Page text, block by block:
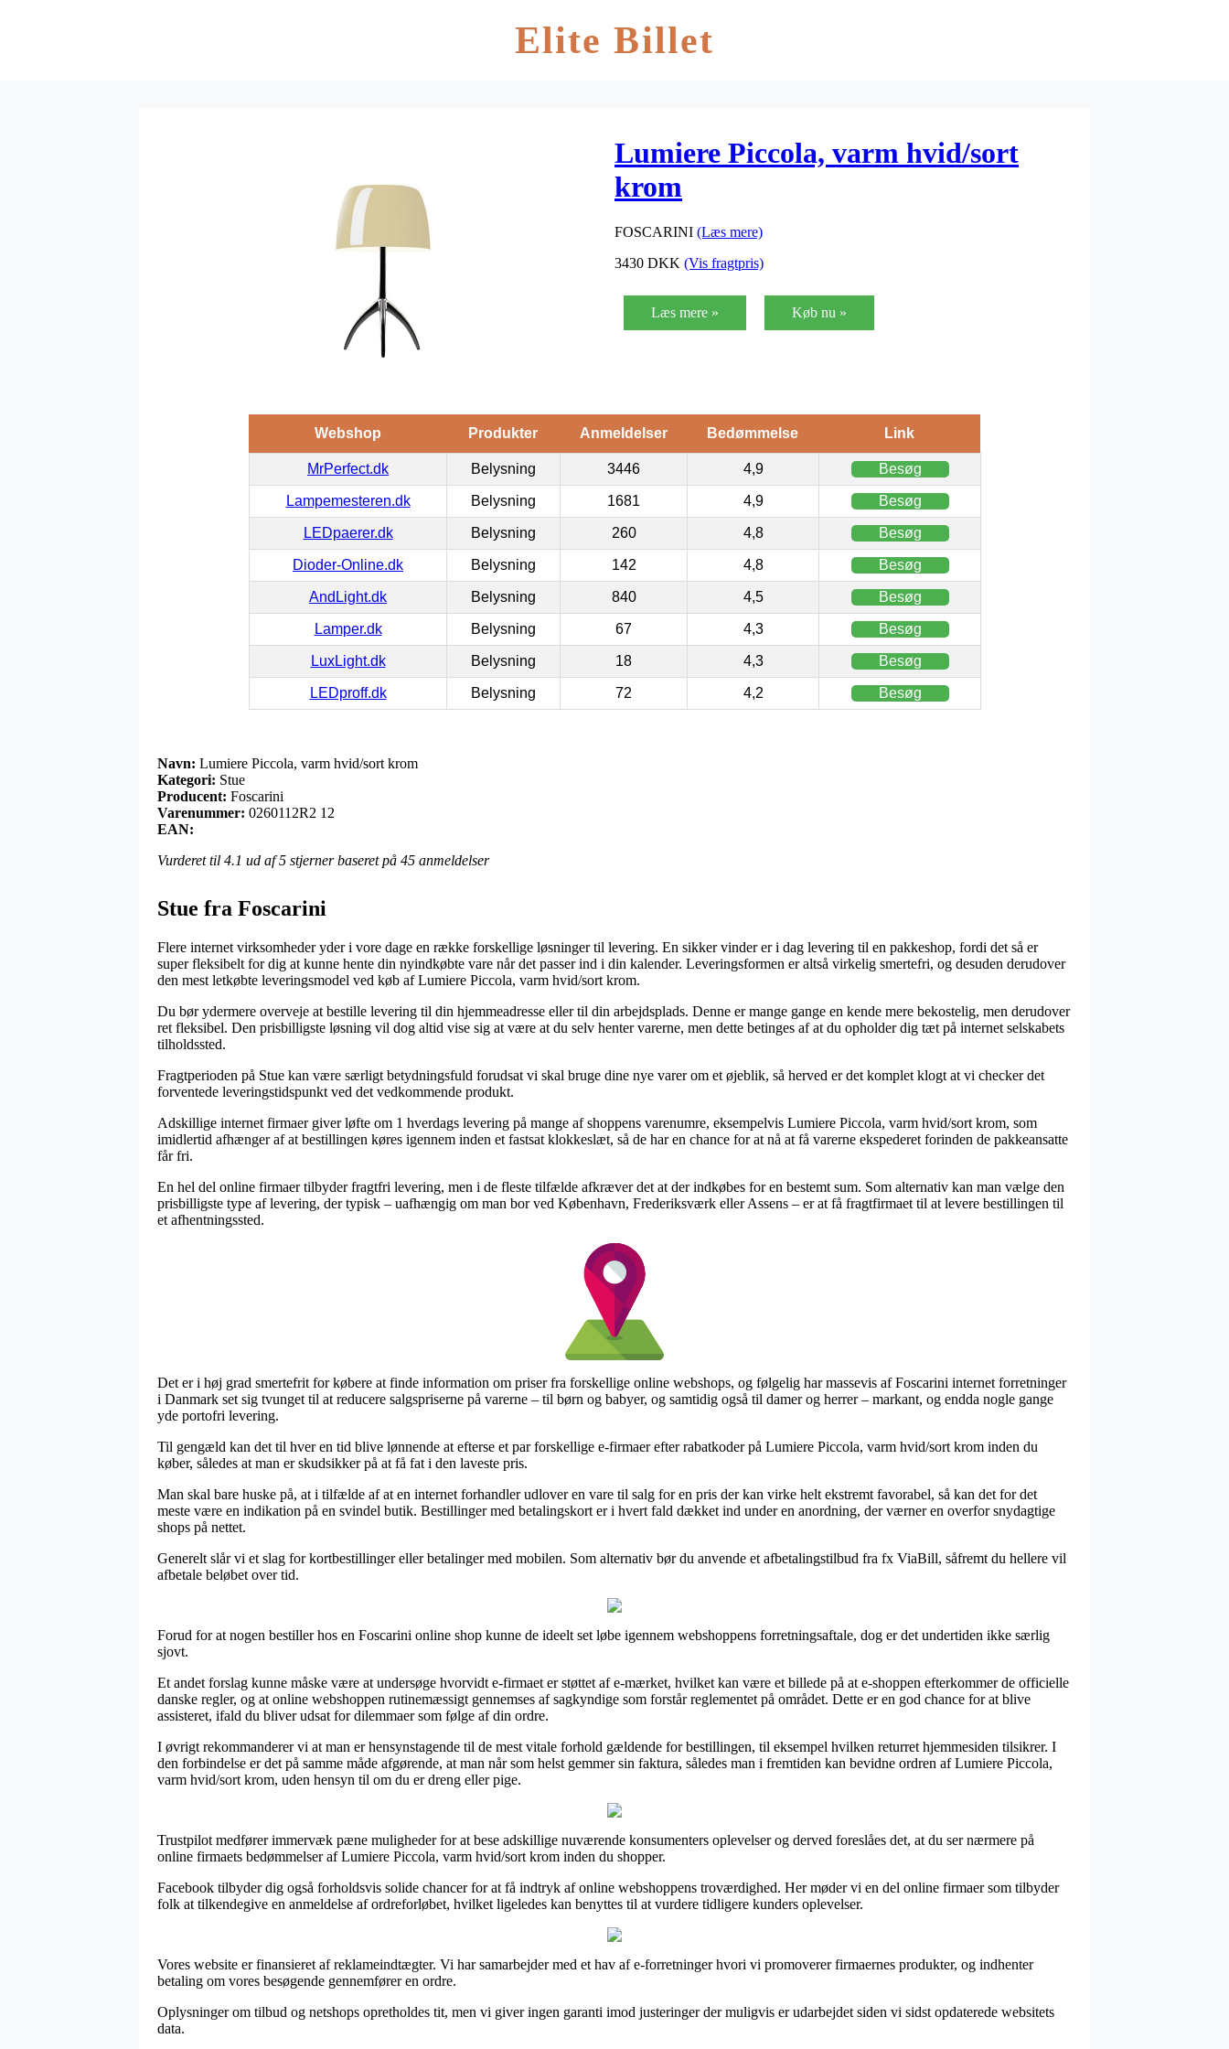
Elite Billet
Lumiere Piccola, varm hvid/sort
krom
FOSCARINI (Læs mere)
3430 DKK (Vis fragtpris)
Læs mere » Køb nu »
Webshop Produkter Anmeldelser Bedømmelse Link
MrPerfect.dk Belysning 3446 4,9 Besøg
Lampemesteren.dk Belysning 1681 4,9 Besøg
LEDpaerer.dk Belysning 260 4,8 Besøg
Dioder-Online.dk Belysning 142 4,8 Besøg
AndLight.dk Belysning 840 4,5 Besøg
Lamper.dk Belysning 67 4,3 Besøg
LuxLight.dk Belysning 18 4,3 Besøg
LEDproff.dk Belysning 72 4,2 Besøg
Navn: Lumiere Piccola, varm hvid/sort krom
Kategori: Stue
Producent: Foscarini
Varenummer: 0260112R2 12
EAN:
Vurderet til 4.1 ud af 5 stjerner baseret på 45 anmeldelser
Stue fra Foscarini
Flere internet virksomheder yder i vore dage en række forskellige løsninger til levering. En sikker vinder er i dag levering til en pakkeshop, fordi det så er
super fleksibelt for dig at kunne hente din nyindkøbte vare når det passer ind i din kalender. Leveringsformen er altså virkelig smertefri, og desuden derudover
den mest letkøbte leveringsmodel ved køb af Lumiere Piccola, varm hvid/sort krom.
Du bør ydermere overveje at bestille levering til din hjemmeadresse eller til din arbejdsplads. Denne er mange gange en kende mere bekostelig, men derudover
ret fleksibel. Den prisbilligste løsning vil dog altid vise sig at være at du selv henter varerne, men dette betinges af at du opholder dig tæt på internet selskabets
tilholdssted.
Fragtperioden på Stue kan være særligt betydningsfuld forudsat vi skal bruge dine nye varer om et øjeblik, så herved er det komplet klogt at vi checker det
forventede leveringstidspunkt ved det vedkommende produkt.
Adskillige internet firmaer giver løfte om 1 hverdags levering på mange af shoppens varenumre, eksempelvis Lumiere Piccola, varm hvid/sort krom, som
imidlertid afhænger af at bestillingen køres igennem inden et fastsat klokkeslæt, så de har en chance for at nå at få varerne ekspederet forinden de pakkeansatte
får fri.
En hel del online firmaer tilbyder fragtfri levering, men i de fleste tilfælde afkræver det at der indkøbes for en bestemt sum. Som alternativ kan man vælge den
prisbilligste type af levering, der typisk – uafhængig om man bor ved København, Frederiksværk eller Assens – er at få fragtfirmaet til at levere bestillingen til
et afhentningssted.
Det er i høj grad smertefrit for købere at finde information om priser fra forskellige online webshops, og følgelig har massevis af Foscarini internet forretninger
i Danmark set sig tvunget til at reducere salgspriserne på varerne – til børn og babyer, og samtidig også til damer og herrer – markant, og endda nogle gange
yde portofri levering.
Til gengæld kan det til hver en tid blive lønnende at efterse et par forskellige e-firmaer efter rabatkoder på Lumiere Piccola, varm hvid/sort krom inden du
køber, således at man er skudsikker på at få fat i den laveste pris.
Man skal bare huske på, at i tilfælde af at en internet forhandler udlover en vare til salg for en pris der kan virke helt ekstremt favorabel, så kan det for det
meste være en indikation på en svindel butik. Bestillinger med betalingskort er i hvert fald dækket ind under en anordning, der værner en overfor snydagtige
shops på nettet.
Generelt slår vi et slag for kortbestillinger eller betalinger med mobilen. Som alternativ bør du anvende et afbetalingstilbud fra fx ViaBill, såfremt du hellere vil
afbetale beløbet over tid.
Forud for at nogen bestiller hos en Foscarini online shop kunne de ideelt set løbe igennem webshoppens forretningsaftale, dog er det undertiden ikke særlig
sjovt.
Et andet forslag kunne måske være at undersøge hvorvidt e-firmaet er støttet af e-mærket, hvilket kan være et billede på at e-shoppen efterkommer de officielle
danske regler, og at online webshoppen rutinemæssigt gennemses af sagkyndige som forstår reglementet på området. Dette er en god chance for at blive
assisteret, ifald du bliver udsat for dilemmaer som følge af din ordre.
I øvrigt rekommanderer vi at man er hensynstagende til de mest vitale forhold gældende for bestillingen, til eksempel hvilken returret hjemmesiden tilsikrer. I
den forbindelse er det på samme måde afgørende, at man når som helst gemmer sin faktura, således man i fremtiden kan bevidne ordren af Lumiere Piccola,
varm hvid/sort krom, uden hensyn til om du er dreng eller pige.
Trustpilot medfører immervæk pæne muligheder for at bese adskillige nuværende konsumenters oplevelser og derved foreslåes det, at du ser nærmere på
online firmaets bedømmelser af Lumiere Piccola, varm hvid/sort krom inden du shopper.
Facebook tilbyder dig også forholdsvis solide chancer for at få indtryk af online webshoppens troværdighed. Her møder vi en del online firmaer som tilbyder
folk at tilkendegive en anmeldelse af ordreforløbet, hvilket ligeledes kan benyttes til at vurdere tidligere kunders oplevelser.
Vores website er finansieret af reklameindtægter. Vi har samarbejder med et hav af e-forretninger hvori vi promoverer firmaernes produkter, og indhenter
betaling om vores besøgende gennemfører en ordre.
Oplysninger om tilbud og netshops opretholdes tit, men vi giver ingen garanti imod justeringer der muligvis er udarbejdet siden vi sidst opdaterede websitets
data.